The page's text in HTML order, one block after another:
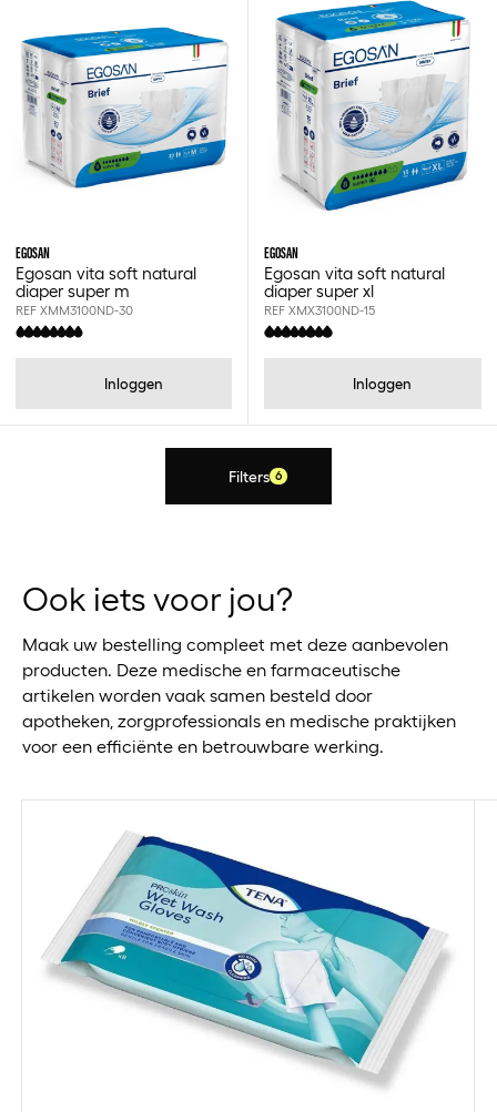
EGOSAN
Egosan vita soft natural
diaper super m
REF XMM3100ND-30
Inloggen
EGOSAN
Egosan vita soft natural
diaper super xl
REF XMX3100ND-15
Inloggen
Filters 6
Ook iets voor jou?
Maak uw bestelling compleet met deze aanbevolen
producten. Deze medische en farmaceutische
artikelen worden vaak samen besteld door
apotheken, zorgprofessionals en medische praktijken
voor een efficiënte en betrouwbare werking.